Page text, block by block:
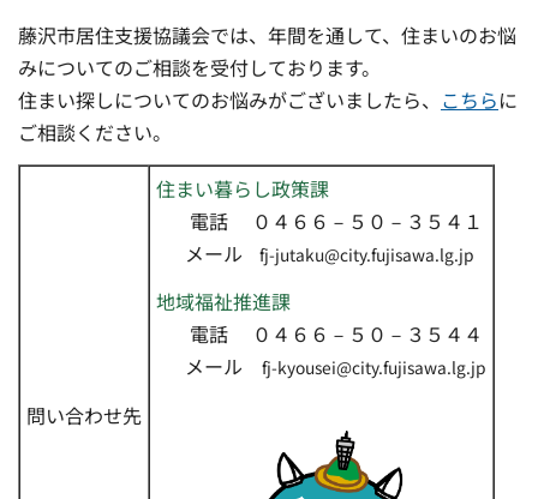
藤沢市居住支援協議会では、年間を通して、住まいのお悩
みについてのご相談を受付しております。
住まい探しについてのお悩みがございましたら、 こちらに
ご相談ください。
問い合わせ先
住まい暮らし政策課
電話 ０４６６－５０－３５４１
メール fj-jutaku@city.fujisawa.lg.jp
地域福祉推進課
電話 ０４６６－５０－３５４４
メール fj-kyousei@city.fujisawa.lg.jp